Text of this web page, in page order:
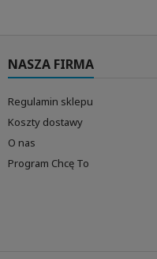
NASZA FIRMA
Regulamin sklepu
Koszty dostawy
O nas
Program Chcę To